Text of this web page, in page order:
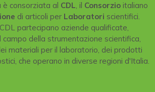
consorziata al CDL, il Consorzioitaliano
di articoli per Laboratori scientifici.
partecipano aziende qualificate,
campo della strumentazione scientifica,
materiali per il laboratorio, dei prodotti
che operano in diverse regioni d'Italia.